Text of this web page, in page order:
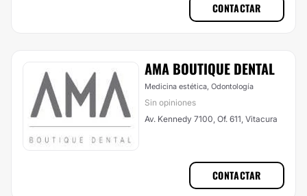
CONTACTAR
AMA BOUTIQUE DENTAL
Medicina estética, Odontología
Sin opiniones
Av. Kennedy 7100, Of. 611, Vitacura
CONTACTAR